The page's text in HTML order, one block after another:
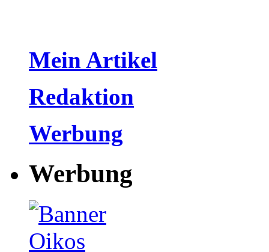
Mein Artikel
Redaktion
Werbung
Werbung